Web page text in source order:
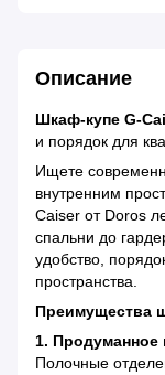
Описание
Шкаф-купе G-
и порядок для
Ищете
внутренним
Caiser от Doros
спальни до
удобство,
пространства.
Преимущества
1. Продуманное
Полочные